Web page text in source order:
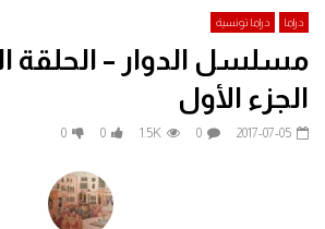
دراما دراما تونسية
مسلسل الدوار – الحلقة
الجزء الأول
2017-07-05
0
1.5K
0
0